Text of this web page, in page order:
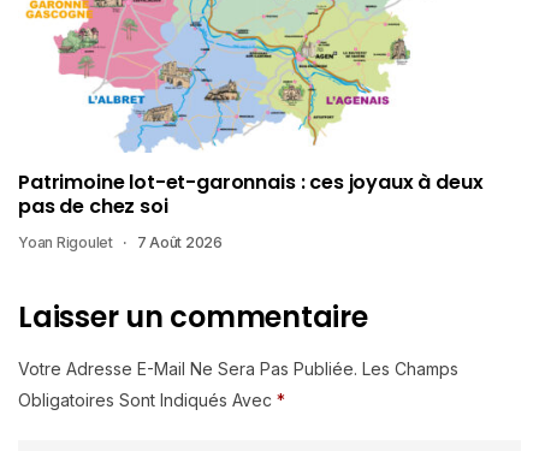
Patrimoine lot-et-garonnais : ces joyaux à deux
pas de chez soi
Yoan Rigoulet 7 Août 2026
Laisser un commentaire
Votre Adresse E-Mail Ne Sera Pas Publiée. Les Champs
Obligatoires Sont Indiqués Avec *